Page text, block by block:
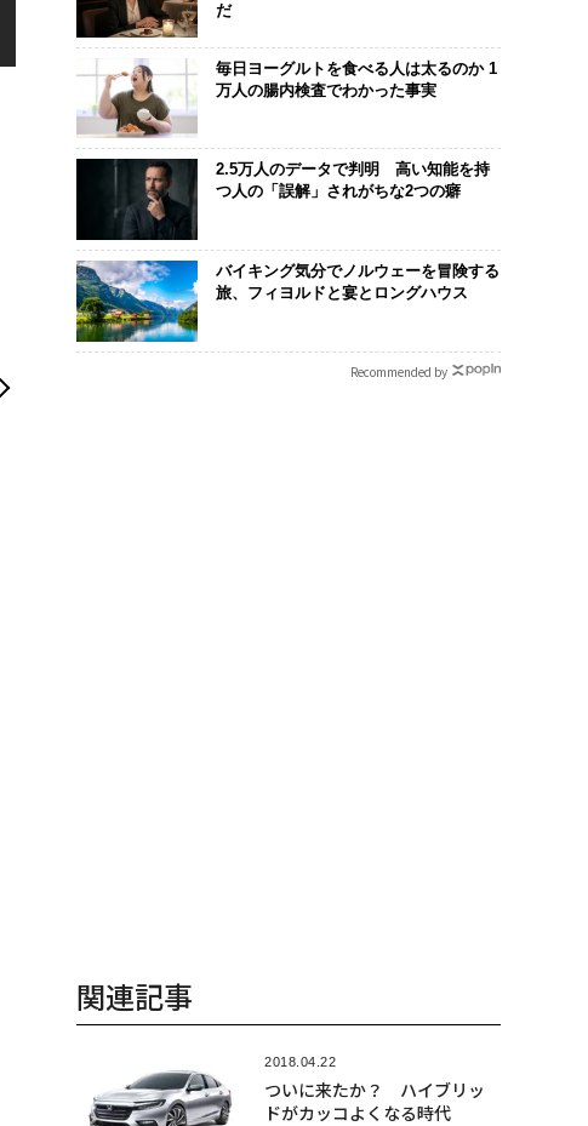
エンジニアのためのサウ
ナ併設オフィス「Mobiu
s Park」がオープン──
タマディックが健康経営
伝統を礎に、未来を再定
が挑むスモークレスな未
災害への無力
え見つけた、
だ
毎日ヨーグルトを食べる人は太るのか 1
万人の腸内検査でわかった事実
2.5万人のデータで判明 高い知能を持
つ人の「誤解」されがちな2つの癖
バイキング気分でノルウェーを冒険する
旅、フィヨルドと宴とロングハウス
Recommended by
関連記事
2018.04.22
ついに来たか？ ハイブリッ
ドがカッコよくなる時代